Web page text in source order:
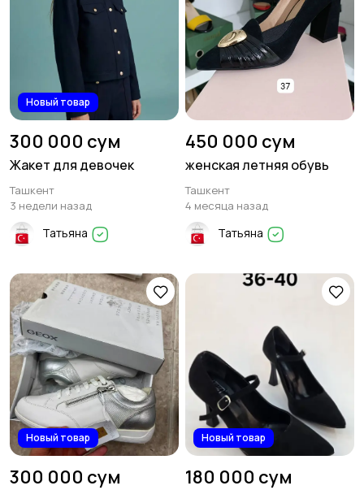
Новый товар
300 000 сум
Жакет для девочек
Ташкент
3 недели назад
Татьяна
450 000 сум
женская летняя обувь
Ташкент
4 месяца назад
Татьяна
Новый товар
300 000 сум
Новый товар
180 000 сум